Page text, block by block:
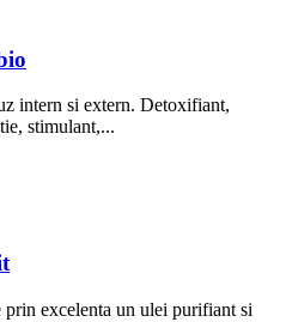
intern si extern. Detoxifiant,
stimulant,...
excelenta un ulei purifiant si